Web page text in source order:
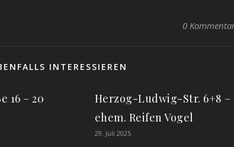
0
INTERESSIEREN
16 – 20
Herzog-Ludwig-Str. 6+8 –
ehem. Reifen Vogel
29. Juli 2025